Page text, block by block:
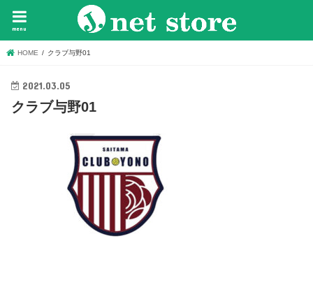
menu
HOME クラブ与野01
2021.03.05
クラブ与野01